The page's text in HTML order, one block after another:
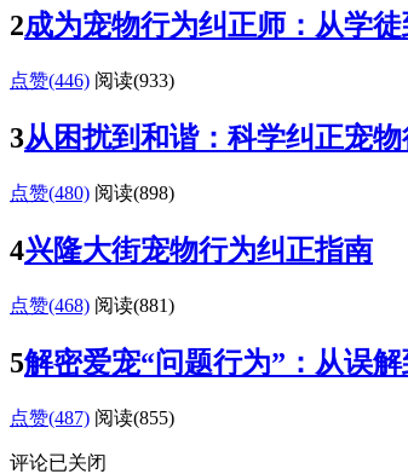
2成为宠物行为纠正师：从学
点赞(446) 阅读(933)
3从困扰到和谐：科学纠正宠
点赞(480) 阅读(898)
4兴隆大街宠物行为纠正指南
点赞(468) 阅读(881)
5解密爱宠“问题行为”：从误
点赞(487) 阅读(855)
评论已关闭